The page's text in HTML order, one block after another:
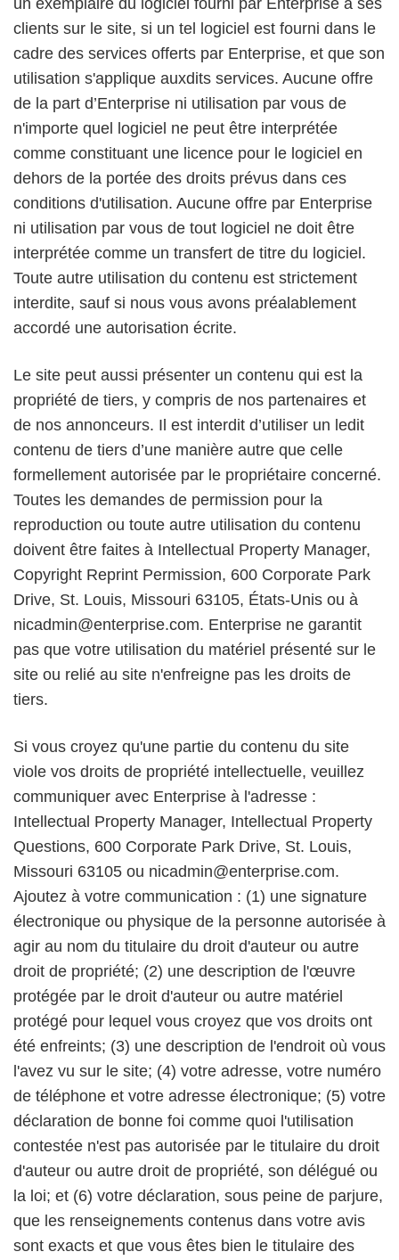
clients sur le site, si un tel logiciel est fourni dans le
cadre des services offerts par Enterprise, et que son
utilisation s'applique auxdits services. Aucune offre
de la part d’Enterprise ni utilisation par vous de
n'importe quel logiciel ne peut être interprétée
comme constituant une licence pour le logiciel en
dehors de la portée des droits prévus dans ces
conditions d'utilisation. Aucune offre par Enterprise
ni utilisation par vous de tout logiciel ne doit être
interprétée comme un transfert de titre du logiciel.
Toute autre utilisation du contenu est strictement
interdite, sauf si nous vous avons préalablement
accordé une autorisation écrite.
Le site peut aussi présenter un contenu qui est la
propriété de tiers, y compris de nos partenaires et
de nos annonceurs. Il est interdit d’utiliser un ledit
contenu de tiers d’une manière autre que celle
formellement autorisée par le propriétaire concerné.
Toutes les demandes de permission pour la
reproduction ou toute autre utilisation du contenu
doivent être faites à Intellectual Property Manager,
Copyright Reprint Permission, 600 Corporate Park
Drive, St. Louis, Missouri 63105, États-Unis ou à
nicadmin@enterprise.com. Enterprise ne garantit
pas que votre utilisation du matériel présenté sur le
site ou relié au site n'enfreigne pas les droits de
tiers.
Si vous croyez qu'une partie du contenu du site
viole vos droits de propriété intellectuelle, veuillez
communiquer avec Enterprise à l'adresse :
Intellectual Property Manager, Intellectual Property
Questions, 600 Corporate Park Drive, St. Louis,
Missouri 63105 ou nicadmin@enterprise.com.
Ajoutez à votre communication : (1) une signature
électronique ou physique de la personne autorisée à
agir au nom du titulaire du droit d'auteur ou autre
droit de propriété; (2) une description de l'œuvre
protégée par le droit d'auteur ou autre matériel
protégé pour lequel vous croyez que vos droits ont
été enfreints; (3) une description de l'endroit où vous
l'avez vu sur le site; (4) votre adresse, votre numéro
de téléphone et votre adresse électronique; (5) votre
déclaration de bonne foi comme quoi l'utilisation
contestée n'est pas autorisée par le titulaire du droit
d'auteur ou autre droit de propriété, son délégué ou
la loi; et (6) votre déclaration, sous peine de parjure,
que les renseignements contenus dans votre avis
sont exacts et que vous êtes bien le titulaire des